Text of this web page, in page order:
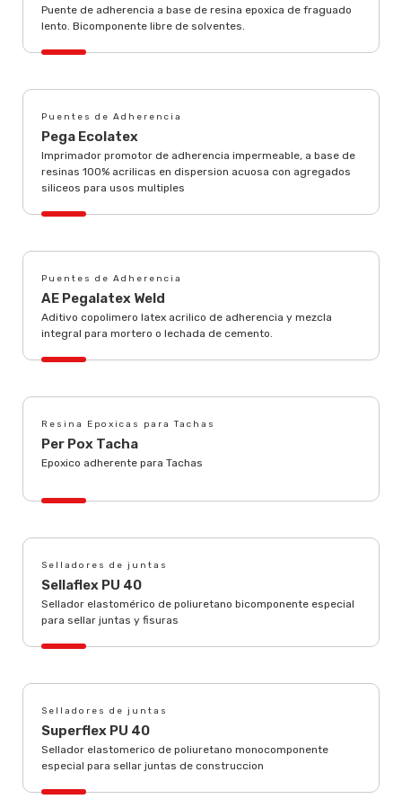
Puente de adherencia a base de resina epoxica de fraguado
lento. Bicomponente libre de solventes.
Puentes de Adherencia
Pega Ecolatex
Imprimador promotor de adherencia impermeable, a base de
resinas 100% acrilicas en dispersion acuosa con agregados
siliceos para usos multiples
Puentes de Adherencia
AE Pegalatex Weld
Aditivo copolimero latex acrilico de adherencia y mezcla
integral para mortero o lechada de cemento.
Resina Epoxicas para Tachas
Per Pox Tacha
Epoxico adherente para Tachas
Selladores de juntas
Sellaflex PU 40
Sellador elastomérico de poliuretano bicomponente especial
para sellar juntas y fisuras
Selladores de juntas
Superflex PU 40
Sellador elastomerico de poliuretano monocomponente
especial para sellar juntas de construccion